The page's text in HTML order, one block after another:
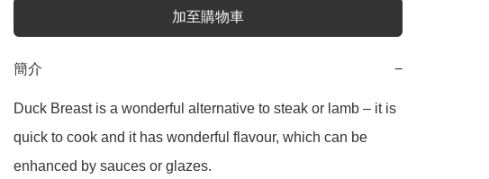
加至購物車
簡介 −
Duck Breast is a wonderful alternative to steak or lamb – it is
quick to cook and it has wonderful flavour, which can be
enhanced by sauces or glazes.